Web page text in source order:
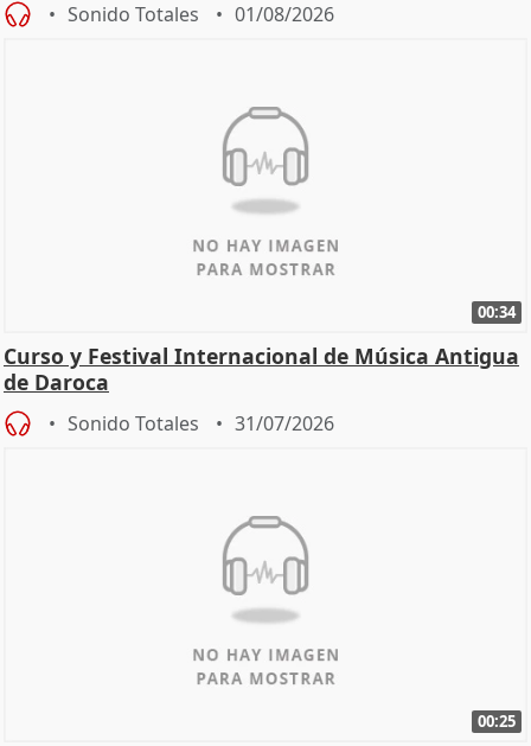
Sonido Totales 01/08/2026
00:34
Curso y Festival Internacional de Música Antigua
de Daroca
Sonido Totales 31/07/2026
00:25